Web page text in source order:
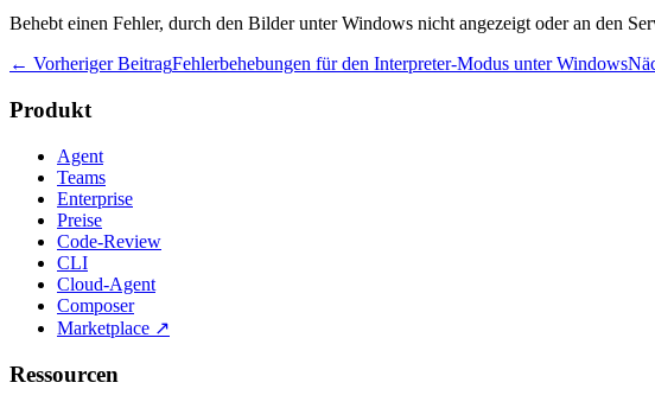
Behebt einen Fehler, durch den Bilder unter Windows nicht angezeigt oder an den
← Vorheriger BeitragFehlerbehebungen für den Interpreter-Modus unter Windows
Produkt
Agent
Teams
Enterprise
Preise
Code-Review
CLI
Cloud-Agent
Composer
Marketplace ↗
Ressourcen